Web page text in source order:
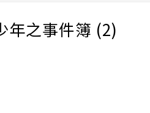
年之事件簿 (2)